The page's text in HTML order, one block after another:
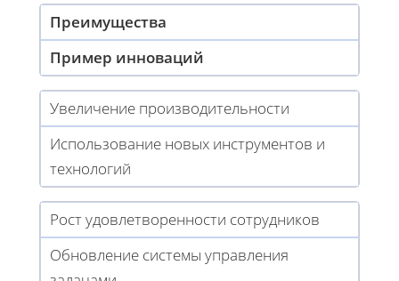
Преимущества
Пример инноваций
Увеличение производительности
Использование новых инструментов и
технологий
Рост удовлетворенности сотрудников
Обновление системы управления